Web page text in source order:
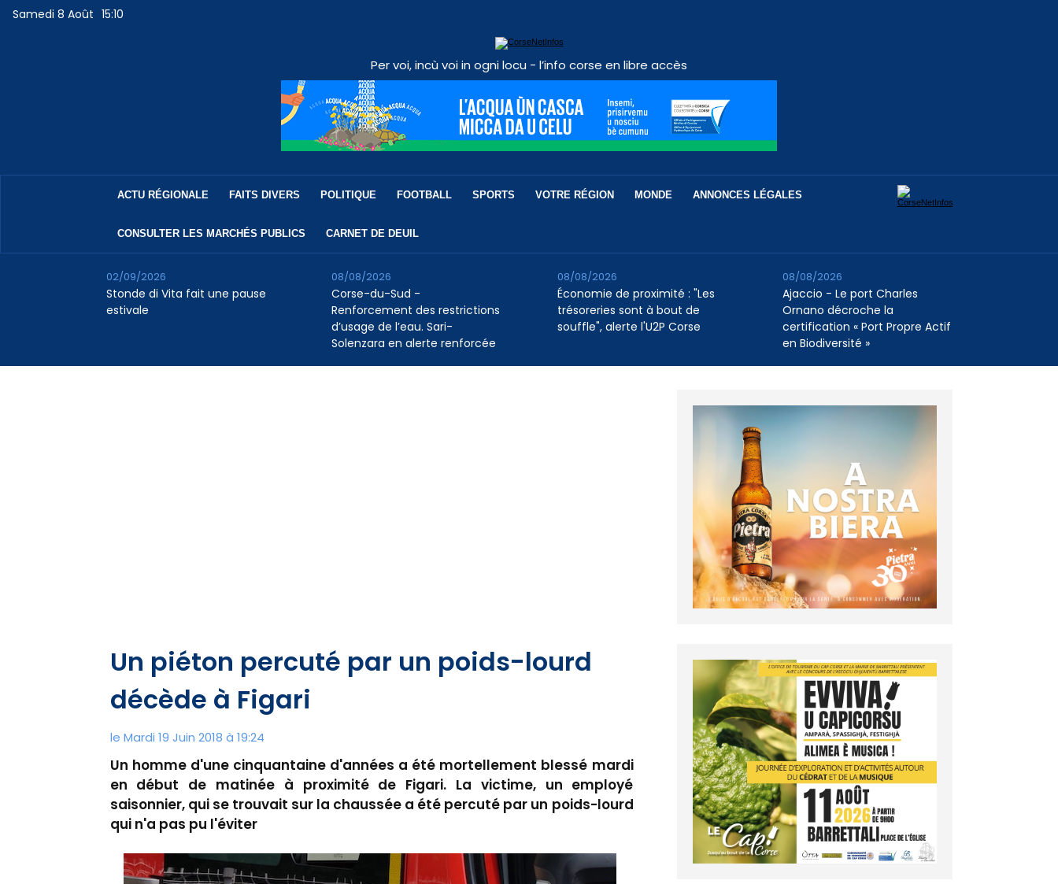
Samedi 8 Août 15:10
Per voi, incù voi in ogni locu - l’info corse en libre accès
ACTU RÉGIONALE FAITS DIVERS POLITIQUE FOOTBALL SPORTS VOTRE RÉGION MONDE ANNONCES LÉGALES
CONSULTER LES MARCHÉS PUBLICS CARNET DE DEUIL
Stonde di Vita fait une pause
estivale
02/09/2026
Corse-du-Sud -
Renforcement des restrictions
d’usage de l’eau. Sari-
Solenzara en alerte renforcée
08/08/2026
Économie de proximité : "Les
trésoreries sont à bout de
souffle", alerte l'U2P Corse
08/08/2026
Ajaccio - Le port Charles
Ornano décroche la
certification « Port Propre Actif
en Biodiversité »
08/08/2026
Un piéton percuté par un poids-lourd
décède à Figari
le Mardi 19 Juin 2018 à 19:24
Un homme d'une cinquantaine d'années a été mortellement blessé mardi
en début de matinée à proximité de Figari. La victime, un employé
saisonnier, qui se trouvait sur la chaussée a été percuté par un poids-lourd
qui n'a pas pu l'éviter